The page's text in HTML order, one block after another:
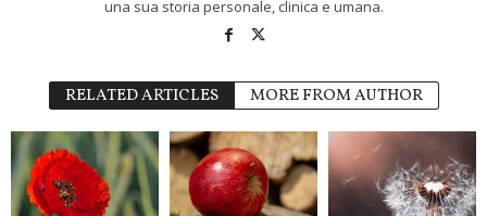
una sua storia personale, clinica e umana.
RELATED ARTICLES MORE FROM AUTHOR